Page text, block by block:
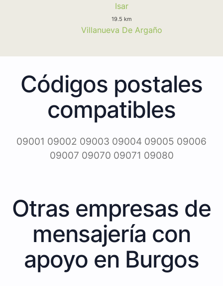
Isar
19.5 km
Villanueva De Argaño
Códigos postales
compatibles
09001 09002 09003 09004 09005 09006
09007 09070 09071 09080
Otras empresas de
mensajería con
apoyo en Burgos